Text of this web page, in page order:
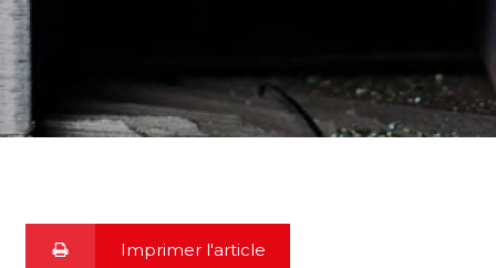
Imprimer l'article